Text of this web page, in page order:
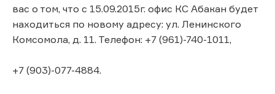
вас о том, что с 15.09.2015г. офис КС Абакан будет
находиться по новому адресу: ул. Ленинского
Комсомола, д. 11. Телефон: +7 (961)-740-1011,
+7 (903)-077-4884.